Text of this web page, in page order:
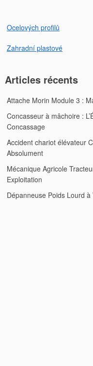
Ocelových profilů
Zahradní plastové
Articles récents
Attache Morin Module 3 :
Concasseur à mâchoire :
Concassage
Accident chariot élévateur
Absolument
Mécanique Agricole
Exploitation
Dépanneuse Poids Lourd